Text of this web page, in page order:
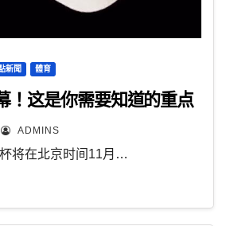
新聞 體育
！这是你需要知道的重点
ADMINS
将在北京时间11月…